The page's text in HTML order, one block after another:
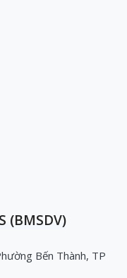
(BMSDV)
Bến Thành, TP